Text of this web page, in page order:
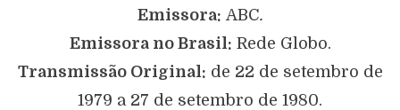
Emissora: ABC.
Emissora no Brasil: Rede Globo.
Transmissão Original: de 22 de setembro de
1979 a 27 de setembro de 1980.